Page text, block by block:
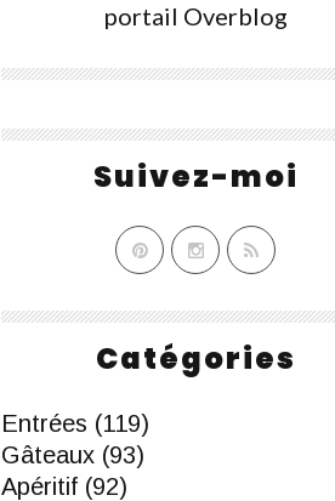
Catégories
Entrées (119)
Gâteaux (93)
Apéritif (92)
portail Overblog
Suivez-moi